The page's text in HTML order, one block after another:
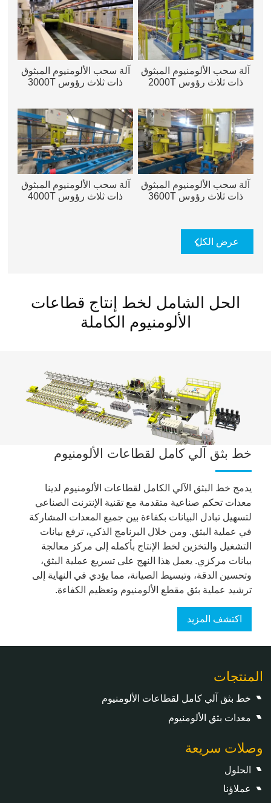
آلة سحب الألومنيوم المبثوق
ذات ثلاث رؤوس 2000T
آلة سحب الألومنيوم المبثوق
ذات ثلاث رؤوس 3000T
آلة سحب الألومنيوم المبثوق
ذات ثلاث رؤوس 3600T
آلة سحب الألومنيوم المبثوق
ذات ثلاث رؤوس 4000T
عرض الكل
الحل الشامل لخط إنتاج قطاعات
الألومنيوم الكاملة
خط بثق آلي كامل لقطاعات الألومنيوم
يدمج خط البثق الآلي الكامل لقطاعات الألومنيوم لدينا
معدات تحكم صناعية متقدمة مع تقنية الإنترنت الصناعي
لتسهيل تبادل البيانات بكفاءة بين جميع المعدات المشاركة
في عملية البثق. ومن خلال البرنامج الذكي، ترفع بيانات
التشغيل والتخزين لخط الإنتاج بأكمله إلى مركز معالجة
بيانات مركزي. يعمل هذا النهج على تسريع عملية البثق،
وتحسين الدقة، وتبسيط الصيانة، مما يؤدي في النهاية إلى
ترشيد عملية بثق مقطع الألومنيوم وتعظيم الكفاءة.
اكتشف المزيد
المنتجات
خط بثق آلي كامل لقطاعات الألومنيوم
معدات بثق الألومنيوم
وصلات سريعة
الحلول
عملاؤنا